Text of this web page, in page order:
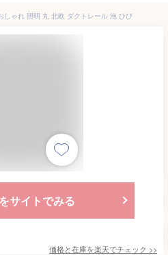
しゃれ 照明 丸 北欧 ダクトレール 泡 ひび
サイトでみる
価格と在庫を楽天でチェック >>